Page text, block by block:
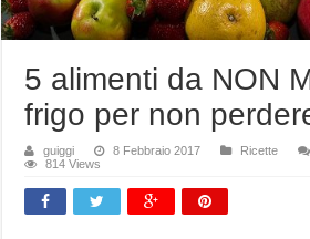
5 alimenti da NON
frigo per non
guiggi 8 Febbraio 2017 Ricette
814 Views